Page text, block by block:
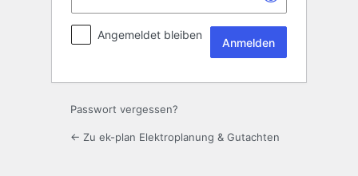
Angemeldet bleiben
Passwort vergessen?
← Zu ek-plan Elektroplanung & Gutachten